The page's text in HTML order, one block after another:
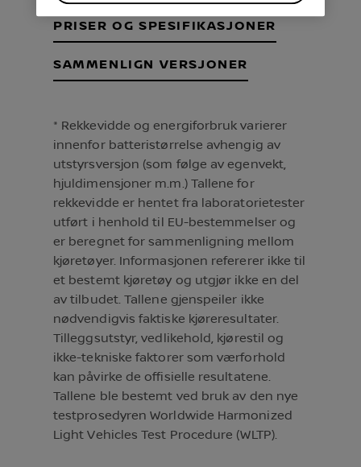
PRISER OG SPESIFIKASJONER
SAMMENLIGN VERSJONER
* Rekkevidde og energiforbruk varierer
innenfor batteristørrelse avhengig av
utstyrsversjon (som følge av egenvekt,
hjuldimensjoner m.m.) Tallene for
rekkevidde er hentet fra laboratorietester
utført i henhold til EU-bestemmelser og
er beregnet for sammenligning mellom
kjøretøyer. Informasjonen refererer ikke til
et bestemt kjøretøy og utgjør ikke en del
av tilbudet. Tallene gjenspeiler ikke
nødvendigvis faktiske kjøreresultater.
Tilleggsutstyr, vedlikehold, kjørestil og
ikke-tekniske faktorer som værforhold
kan påvirke de offisielle resultatene.
Tallene ble bestemt ved bruk av den nye
testprosedyren Worldwide Harmonized
Light Vehicles Test Procedure (WLTP).